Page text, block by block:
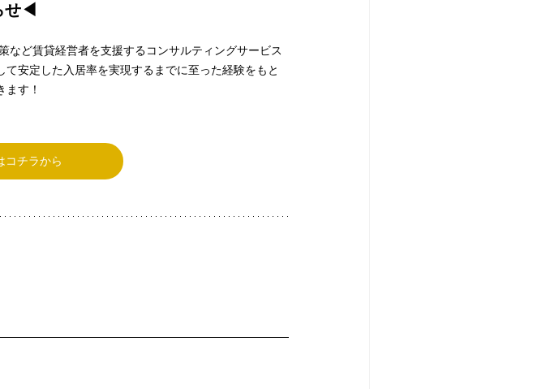
せ◀︎
など賃貸経営者を支援するコンサルティングサービス
安定した入居率を実現するまでに至った経験をもと
す！
コチラから